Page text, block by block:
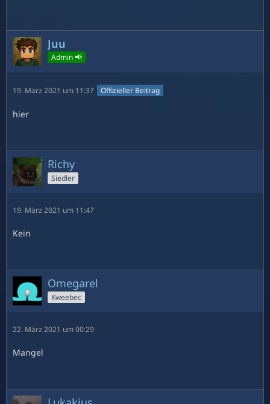
Juu
Admin 📢
19. März 2021 um 11:37 Offizieller Beitrag
hier
Richy
Siedler
19. März 2021 um 11:47
Kein
Omegarel
Kweebec
22. März 2021 um 00:29
Mangel